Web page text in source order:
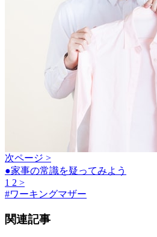
次ページ >
●家事の常識を疑ってみよう
1 2 >
#ワーキングマザー
関連記事